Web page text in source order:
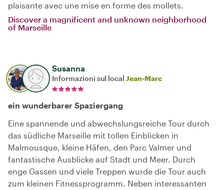
plaisante avec une mise en forme des mollets.
Discover a magnificent and unknown neighborhood
of Marseille
Susanna
Informazioni sul local Jean-Marc
ein wunderbarer Spaziergang
Eine spannende und abwechslungsreiche Tour durch
das südliche Marseille mit tollen Einblicken in
Malmousque, kleine Häfen, den Parc Valmer und
fantastische Ausblicke auf Stadt und Meer. Durch
enge Gassen und viele Treppen wurde die Tour auch
zum kleinen Fitnessprogramm. Neben interessanten